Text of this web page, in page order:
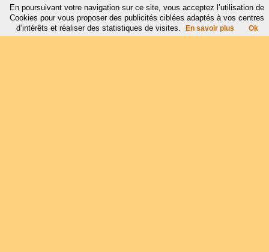
En poursuivant votre navigation sur ce site, vous acceptez l’utilisation de
Cookies pour vous proposer des publicités ciblées adaptés à vos centres
d’intérêts et réaliser des statistiques de visites.
En savoir plus Ok